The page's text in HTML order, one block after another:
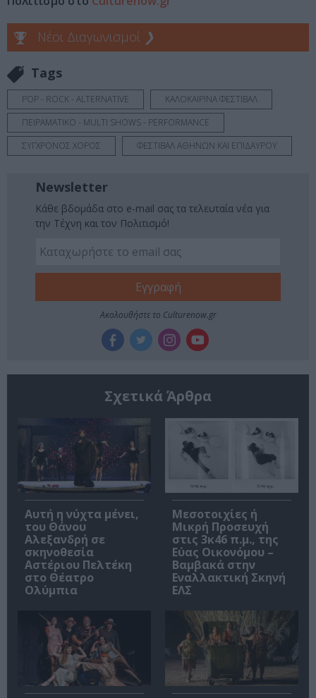
Νέοι Διαγωνισμοί ❯
Tags
POP - ROCK - ALTERNATIVE
ΚΑΛΟΚΑΙΡΙΝΑ ΦΕΣΤΙΒΑΛ
ΠΕΙΡΑΜΑΤΙΚΟ - MULTI SHOWS - PERFORMANCE
ΣΥΓΧΡΟΝΟΣ ΧΟΡΟΣ
ΦΕΣΤΙΒΑΛ ΑΘΗΝΩΝ ΚΑΙ ΕΠΙΔΑΥΡΟΥ
Newsletter
Κάθε βδομάδα στο e-mail σας τα τελευταία νέα για
την Τέχνη και τον Πολιτισμό!
Ακολουθήστε το Culturenow.gr
Σχετικά Άρθρα
Αυτή η νύχτα μένει,
του Θάνου
Αλεξανδρή σε
σκηνοθεσία
Αστέριου Πελτέκη
στο Θέατρο
Ολύμπια
Μεσοτοιχίες ή
Μικρή Προσευχή
στις 3κ46 π.μ., της
Εύας Οικονόμου –
Βαμβακά στην
Εναλλακτική Σκηνή
ΕΛΣ